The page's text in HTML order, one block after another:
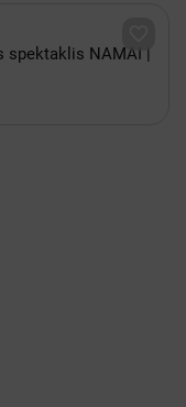
spektaklis NAMAI |